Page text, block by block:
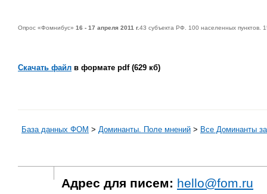
Опрос «Фомнибус» 16 - 17 апреля 2011 г.43 субъекта РФ. 100 населенных пунктов.
Скачать файл в формате pdf (629 кб)
База данных ФОМ > Доминанты. Поле мнений > Все Доминанты
Адрес для писем: hello@fom.ru